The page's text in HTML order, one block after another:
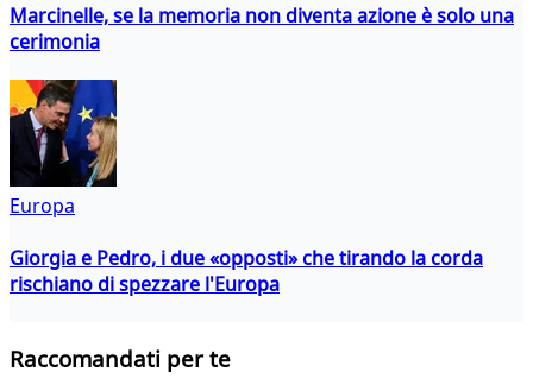
Marcinelle, se la memoria non diventa azione è solo una
cerimonia
Europa
Giorgia e Pedro, i due «opposti» che tirando la corda
rischiano di spezzare l'Europa
Raccomandati per te